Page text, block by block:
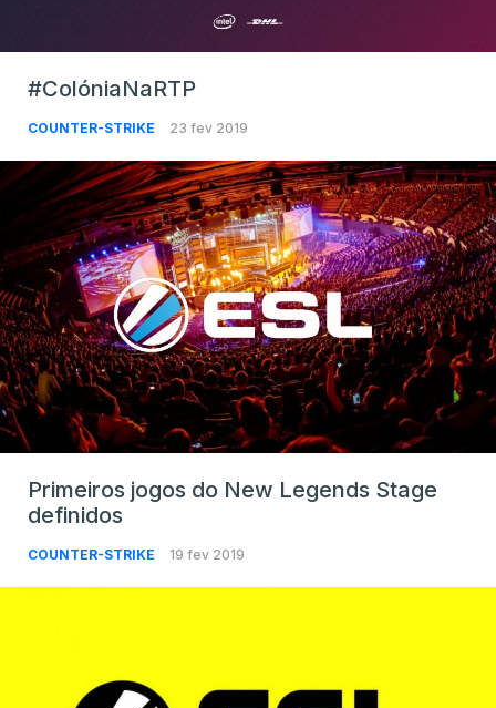
#ColóniaNaRTP
COUNTER-STRIKE 23 fev 2019
Primeiros jogos do New Legends Stage
definidos
COUNTER-STRIKE 19 fev 2019